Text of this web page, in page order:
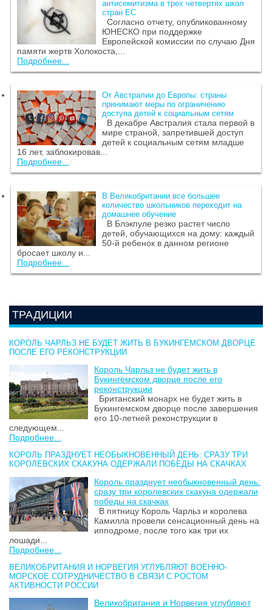
антисемитизма в трех четвертях школ
стран ЕС
Согласно отчету, опубликованному
ЮНЕСКО при поддержке
Европейской комиссии по случаю Дня
памяти жертв Холокоста,...
Подробнее...
От Австралии до Европы: страны
принимают меры по ограничению
доступа детей к социальным сетям
В декабре Австралия стала первой в
мире страной, запретившей доступ
детей к социальным сетям младше
16 лет, заблокировав...
Подробнее...
В Великобритании все большее
количество школьников переходит на
домашнее обучение
В Блэкпуле резко растет число
детей, обучающихся на дому: каждый
50-й ребенок в данном регионе
бросает школу и...
Подробнее...
ТРАДИЦИИ
КОРОЛЬ ЧАРЛЬЗ НЕ БУДЕТ ЖИТЬ В БУКИНГЕМСКОМ ДВОРЦЕ
ПОСЛЕ ЕГО РЕКОНСТРУКЦИИ
Король Чарльз не будет жить в
Букингемском дворце после его
реконструкции
Британский монарх не будет жить в
Букингемском дворце после завершения
его 10-летней реконструкции в
следующем...
Подробнее...
КОРОЛЬ ПРАЗДНУЕТ НЕОБЫКНОВЕННЫЙ ДЕНЬ: СРАЗУ ТРИ
КОРОЛЕВСКИХ СКАКУНА ОДЕРЖАЛИ ПОБЕДЫ НА СКАЧКАХ
Король празднует необыкновенный день:
сразу три королевских скакуна одержали
победы на скачках
В пятницу Король Чарльз и королева
Камилла провели сенсационный день на
ипподроме, после того как три их
лошади...
Подробнее...
ВЕЛИКОБРИТАНИЯ И НОРВЕГИЯ УГЛУБЛЯЮТ ВОЕННО-
МОРСКОЕ СОТРУДНИЧЕСТВО В СВЯЗИ С РОСТОМ
АКТИВНОСТИ РОССИИ
Великобритания и Норвегия углубляют